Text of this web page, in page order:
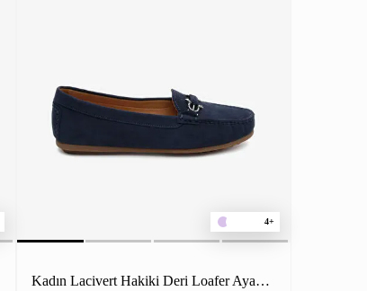
4+
Kadın Lacivert Hakiki Deri Loafer Ayakkabı